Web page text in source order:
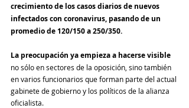
crecimiento de los casos diarios de nuevos
infectados con coronavirus, pasando de un
promedio de 120/150 a 250/350.
La preocupación ya empieza a hacerse visible
no sólo en sectores de la oposición, sino también
en varios funcionarios que forman parte del actual
gabinete de gobierno y los políticos de la alianza
oficialista.